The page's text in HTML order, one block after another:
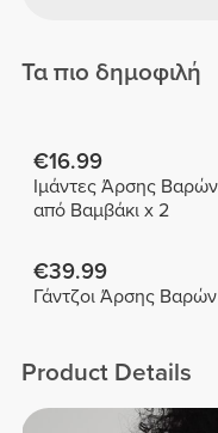
Τα πιο δημοφιλή
€16.99
Ιμάντες Άρσης Βαρών
από Βαμβάκι x 2
€39.99
Γάντζοι Άρσης
Product Details